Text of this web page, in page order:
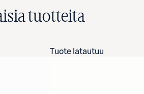
tuotteita
Tuote latautuu